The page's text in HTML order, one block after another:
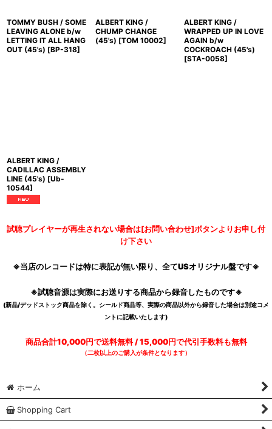
TOMMY BUSH / SOME
LEAVING ALONE b/w
LETTING IT ALL HANG
OUT (45's) [BP-318]
ALBERT KING /
CHUMP CHANGE
(45's) [TOM 10002]
ALBERT KING /
WRAPPED UP IN LOVE
AGAIN b/w
COCKROACH (45's)
[STA-0058]
ALBERT KING /
CADILLAC ASSEMBLY
LINE (45's) [Ub-
10544]
試聴プレイヤーが再生されない場合は[お問い合わせ]ボタンよりお申し付
け下さい
※当店のレコードは特に表記が無い限り、全てUSオリジナル盤です※
※試聴音源は実際にお送りする商品から録音したものです※
(新品/デッドストック商品を除く。シールド商品等、実際の商品以外から録音した場合は別途コメ
ントに記載いたします)
商品合計10,000円で送料無料 / 15,000円で代引手数料も無料
（二枚以上のご購入が条件となります）
ホーム
Shopping Cart